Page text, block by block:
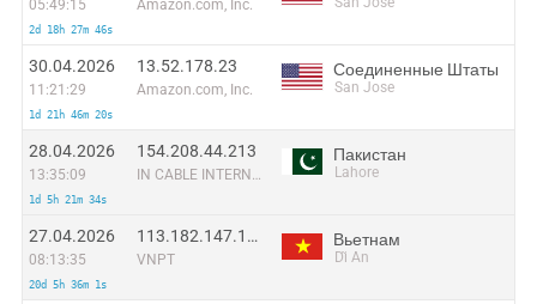
05:49:15
2d 18h 27m 46s
Amazon.com, Inc.
30.04.2026
11:21:29
1d 21h 46m 20s
13.52.178.23
Amazon.com, Inc.
Соединенные Штаты
San Jose
28.04.2026
13:35:09
1d 5h 21m 34s
154.208.44.213
IN CABLE INTERNET PRIVATE LIMITED
Пакистан
Lahore
27.04.2026
08:13:35
20d 5h 36m 1s
113.182.147.121
VNPT
Вьетнам
Dĩ An